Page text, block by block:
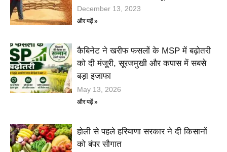
December 13, 2023
और पढ़ें »
कैबिनेट ने खरीफ फसलों के MSP में बढ़ोतरी
को दी मंजूरी, सूरजमुखी और कपास में सबसे
बड़ा इजाफा
May 13, 2026
और पढ़ें »
होली से पहले हरियाणा सरकार ने दी किसानों
को बंपर सौगात